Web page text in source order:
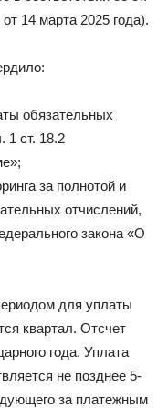
14 марта 2025 года).
обязательных
1 ст. 18.2
за полнотой и
отчислений,
закона «О
для уплаты
квартал. Отсчет
года. Уплата
не позднее 5-
за платежным